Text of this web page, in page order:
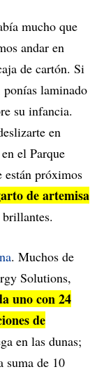
mucho que
andar en
de cartón. Si
ponías laminado
su infancia.
en
el Parque
están próximos
de artemisa
. Muchos de
Solutions,
uno con 24
de
en las dunas;
suma de 10